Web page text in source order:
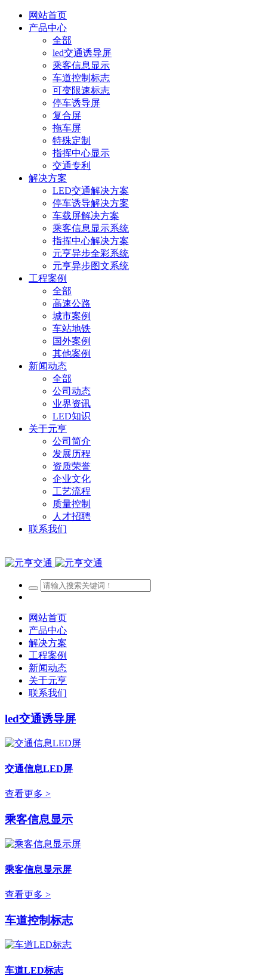
网站首页
产品中心
全部
led交通诱导屏
乘客信息显示
车道控制标志
可变限速标志
停车诱导屏
复合屏
拖车屏
特殊定制
指挥中心显示
交通专利
解决方案
LED交通解决方案
停车诱导解决方案
车载屏解决方案
乘客信息显示系统
指挥中心解决方案
元亨异步全彩系统
元亨异步图文系统
工程案例
全部
高速公路
城市案例
车站地铁
国外案例
其他案例
新闻动态
全部
公司动态
业界资讯
LED知识
关于元亨
公司简介
发展历程
资质荣誉
企业文化
工艺流程
质量控制
人才招聘
联系我们
网站首页
产品中心
解决方案
工程案例
新闻动态
关于元亨
联系我们
led交通诱导屏
交通信息LED屏
查看更多 >
乘客信息显示
乘客信息显示屏
查看更多 >
车道控制标志
车道LED标志